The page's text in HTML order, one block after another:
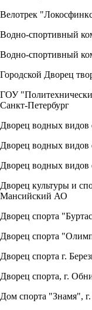
Велотрек
Водно-спортивный
Водно-спортивный
Городской Дворец
ГОУ
Санкт-Петербург
Дворец водных видов
Дворец водных видов
Дворец водных видов
Дворец культуры и
Мансийский АО
Дворец спорта
Дворец спорта
Дворец спорта г.
Дворец спорта, г.
Дом спорта "Знамя",